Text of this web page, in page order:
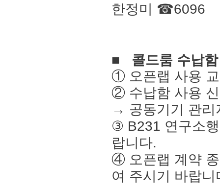
한정미 ☎6096
■ 콜드룸 수납
① 오픈랩 사용
② 수납함 사용
→ 공동기기 관
③ B231 연구소
랍니다.
④ 오픈랩 계약
여 주시기 바랍니